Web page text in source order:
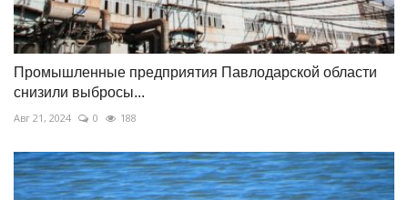
Промышленные предприятия Павлодарской области
снизили выбросы...
Авг 21, 2024 0 188